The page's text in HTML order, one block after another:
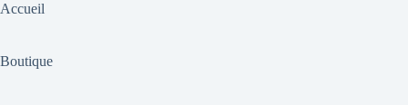
Accueil
Boutique